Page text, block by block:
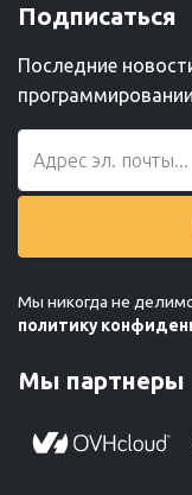
Подписаться
Последние
Мы никогда не
политику
Мы партнеры